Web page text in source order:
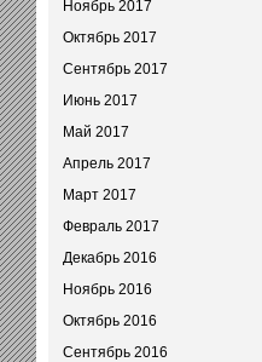
Ноябрь 2017
Октябрь 2017
Сентябрь 2017
Июнь 2017
Май 2017
Апрель 2017
Март 2017
Февраль 2017
Декабрь 2016
Ноябрь 2016
Октябрь 2016
Сентябрь 2016